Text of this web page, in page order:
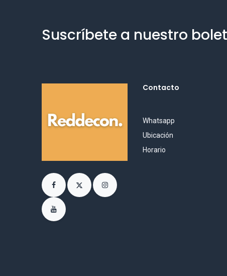
Suscríbete a nuestro
Contacto
Whatsapp
Ubicación
Horario